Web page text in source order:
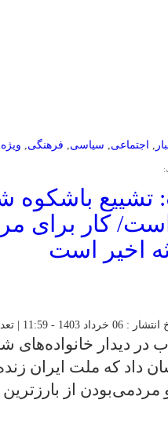
اجتماعی سیاسی فرهنگی ویژه
تشییع باشکوه
است/ کار برای
اخیر است
در دیدار خانواده‌های
داد که ملت ایران
از